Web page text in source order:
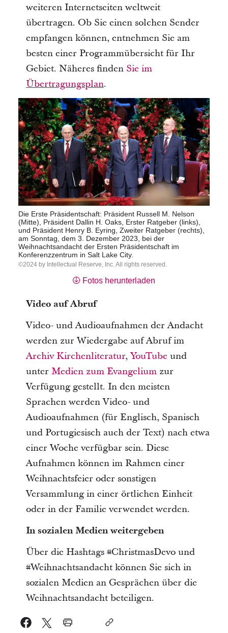
weiteren Internetseiten weltweit
übertragen. Ob Sie einen solchen Sender
empfangen können, entnehmen Sie am
besten einer Programmübersicht für Ihr
Gebiet. Näheres finden Sie im
Übertragungsplan.
Die Erste Präsidentschaft: Präsident Russell M. Nelson
(Mitte), Präsident Dallin H. Oaks, Erster Ratgeber (links),
und Präsident Henry B. Eyring, Zweiter Ratgeber (rechts),
am Sonntag, dem 3. Dezember 2023, bei der
Weihnachtsandacht der Ersten Präsidentschaft im
Konferenzzentrum in Salt Lake City.
2024 by Intellectual Reserve, Inc. All rights reserved.
Fotos herunterladen
Video auf Abruf
Video- und Audioaufnahmen der Andacht
werden zur Wiedergabe auf Abruf im
Archiv Kirchenliteratur, YouTube und
unter Medien zum Evangeliumzur
Verfügung gestellt. In den meisten
Sprachen werden Video- und
Audioaufnahmen (für Englisch, Spanisch
und Portugiesisch auch der Text) nach etwa
einer Woche verfügbar sein. Diese
Aufnahmen können im Rahmen einer
Weihnachtsfeier oder sonstigen
Versammlung in einer örtlichen Einheit
oder in der Familie verwendet werden.
In sozialen Medien weitergeben
Über die Hashtags #ChristmasDevo und
#Weihnachtsandacht können Sie sich in
sozialen Medien an Gesprächen über die
Weihnachtsandacht beteiligen.